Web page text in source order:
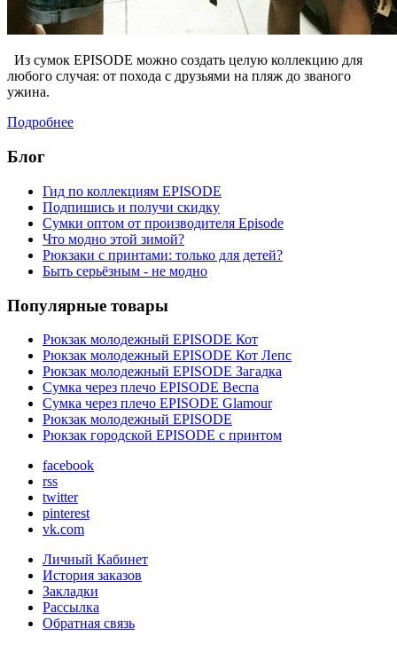
Из сумок EPISODE можно создать целую коллекцию для
любого случая: от похода с друзьями на пляж до званого
ужина.
Подробнее
Блог
Гид по коллекциям EPISODE
Подпишись и получи скидку
Сумки оптом от производителя Episode
Что модно этой зимой?
Рюкзаки с принтами: только для детей?
Быть серьёзным - не модно
Популярные товары
Рюкзак молодежный EPISODE Кот
Рюкзак молодежный EPISODE Кот Лепс
Рюкзак молодежный EPISODE Загадка
Сумка через плечо EPISODE Веспа
Сумка через плечо EPISODE Glamour
Рюкзак молодежный EPISODE
Рюкзак городской EPISODE с принтом
facebook
rss
twitter
pinterest
vk.com
Личный Кабинет
История заказов
Закладки
Рассылка
Обратная связь